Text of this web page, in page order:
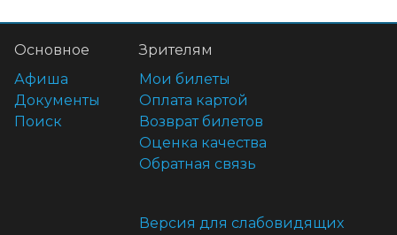
Основное
Афиша
Документы
Поиск
Зрителям
Мои билеты
Оплата картой
Возврат билетов
Оценка качества
Обратная связь
Версия для слабовидящих